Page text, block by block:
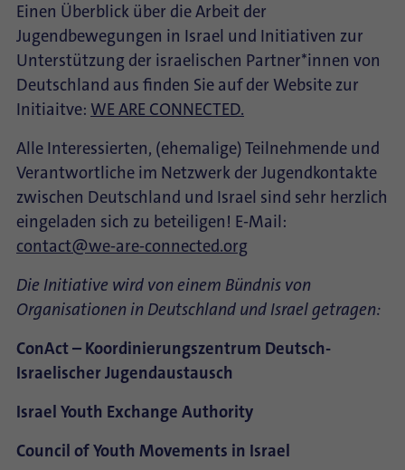
Einen Überblick über die Arbeit der
Jugendbewegungen in Israel und Initiativen zur
Unterstützung der israelischen Partner*innen von
Deutschland aus finden Sie auf der Website zur
Initiaitve: WE ARE CONNECTED.
Alle Interessierten, (ehemalige) Teilnehmende und
Verantwortliche im Netzwerk der Jugendkontakte
zwischen Deutschland und Israel sind sehr herzlich
eingeladen sich zu beteiligen! E-Mail:
contact@we-are-connected.org
Die Initiative wird von einem Bündnis von
Organisationen in Deutschland und Israel getragen:
ConAct – Koordinierungszentrum Deutsch-
Israelischer Jugendaustausch
Israel Youth Exchange Authority
Council of Youth Movements in Israel